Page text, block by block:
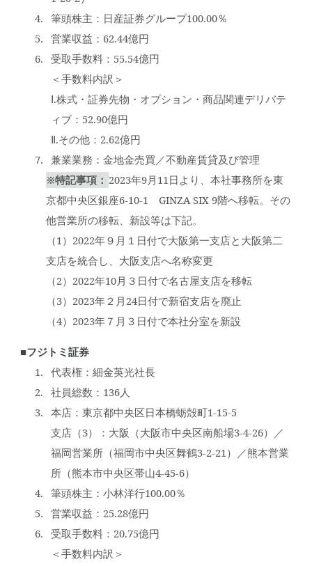
筆頭株主：日産証券グループ100.00％
営業収益：62.44億円
受取手数料：55.54億円
＜手数料内訳＞
Ⅰ.株式・証券先物・オプション・商品関連デリバテ
ィブ：52.90億円
Ⅱ.その他：2.62億円
兼業業務：金地金売買／不動産賃貸及び管理
※特記事項： 2023年9月11日より、本社事務所を東
京都中央区銀座6-10-1 GINZA SIX 9階へ移転。その
他営業所の移転、新設等は下記。
（1）2022年９月１日付で大阪第一支店と大阪第二
支店を統合し、大阪支店へ名称変更
（2）2022年10月３日付で名古屋支店を移転
（3）2023年２月24日付で新宿支店を廃止
（4）2023年７月３日付で本社分室を新設
■フジトミ証券
代表権：細金英光社長
社員総数：136人
本店：東京都中央区日本橋蛎殻町1-15-5
支店（3）：大阪（大阪市中央区南船場3-4-26）／
福岡営業所（福岡市中央区舞鶴3-2-21）／熊本営業
所（熊本市中央区帯山4-45-6）
筆頭株主：小林洋行100.00％
営業収益：25.28億円
受取手数料：20.75億円
＜手数料内訳＞